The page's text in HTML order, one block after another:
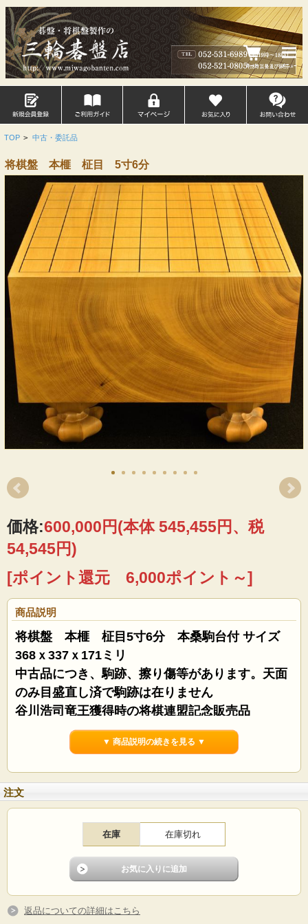
TOP > 中古・委託品
将棋盤 本榧 柾目 5寸6分
価格:600,000円(本体 545,455円、税
54,545円)
[ポイント還元 6,000ポイント～]
商品説明
将棋盤 本榧 柾目5寸6分 本桑駒台付 サイズ
368ｘ337ｘ171ミリ
中古品につき、駒跡、擦り傷等があります。天面
のみ目盛直し済で駒跡は在りません
谷川浩司竜王獲得時の将棋連盟記念販売品
▼ 商品説明の続きを見る ▼
注文
在庫 在庫切れ
返品についての詳細はこちら